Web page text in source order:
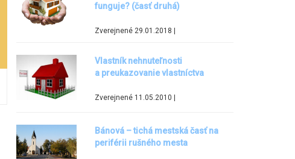
funguje? (časť druhá)
Zverejnené 29.01.2018 |
Vlastník nehnuteľnosti
a preukazovanie vlastníctva
Zverejnené 11.05.2010 |
Bánová – tichá mestská časť na
periférii rušného mesta